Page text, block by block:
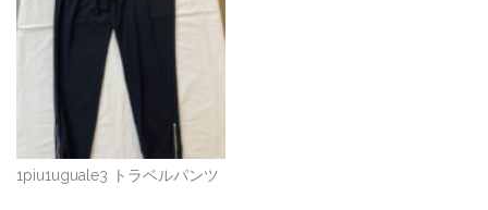
1piu1uguale3 トラベルパンツ